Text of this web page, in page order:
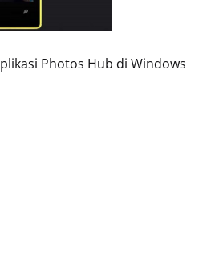
Photos Hub di Windows